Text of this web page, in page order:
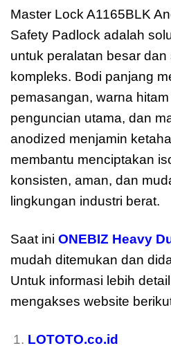
Master Lock A1165BLK
Safety Padlock adalah
untuk peralatan besar dan
kompleks. Bodi panjang
pemasangan, warna
penguncian utama, dan
anodized menjamin
membantu menciptakan
konsisten, aman, dan
lingkungan industri berat.
Saat ini ONEBIZ Heavy
mudah ditemukan dan
Untuk informasi lebih
mengakses website
LOTOTO.co.id